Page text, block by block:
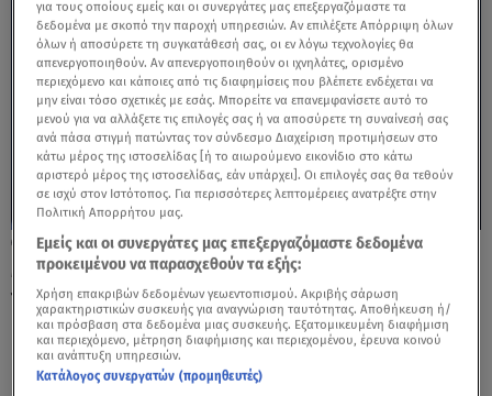
25.11.25, 17:57
Μαρέβα Γκραμπόφσκι - Μητσοτάκη: Τι είπε
για τον ψηφιακό εθισμό των παιδιών
για τους οποίους εμείς και οι συνεργάτες μας επεξεργαζόμαστε τα
δεδομένα με σκοπό την παροχή υπηρεσιών. Αν επιλέξετε Απόρριψη όλων
όλων ή αποσύρετε τη συγκατάθεσή σας, οι εν λόγω τεχνολογίες θα
απενεργοποιηθούν. Αν απενεργοποιηθούν οι ιχνηλάτες, ορισμένο
περιεχόμενο και κάποιες από τις διαφημίσεις που βλέπετε ενδέχεται να
μην είναι τόσο σχετικές με εσάς. Μπορείτε να επανεμφανίσετε αυτό το
μενού για να αλλάξετε τις επιλογές σας ή να αποσύρετε τη συναίνεσή σας
ανά πάσα στιγμή πατώντας τον σύνδεσμο Διαχείριση προτιμήσεων στο
κάτω μέρος της ιστοσελίδας [ή το αιωρούμενο εικονίδιο στο κάτω
αριστερό μέρος της ιστοσελίδας, εάν υπάρχει]. Οι επιλογές σας θα τεθούν
σε ισχύ στον Ιστότοπος. Για περισσότερες λεπτομέρειες ανατρέξτε στην
Πολιτική Απορρήτου μας.
Εμείς και οι συνεργάτες μας επεξεργαζόμαστε δεδομένα
προκειμένου να παρασχεθούν τα εξής:
Χρήση επακριβών δεδομένων γεωεντοπισμού. Ακριβής σάρωση
χαρακτηριστικών συσκευής για αναγνώριση ταυτότητας. Αποθήκευση ή/
και πρόσβαση στα δεδομένα μιας συσκευής. Εξατομικευμένη διαφήμιση
και περιεχόμενο, μέτρηση διαφήμισης και περιεχομένου, έρευνα κοινού
και ανάπτυξη υπηρεσιών.
Κατάλογος συνεργατών (προμηθευτές)